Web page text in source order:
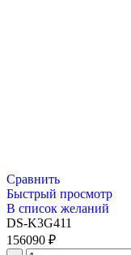
Сравнить
Быстрый просмотр
В список желаний
DS-K3G411
156090 ₽